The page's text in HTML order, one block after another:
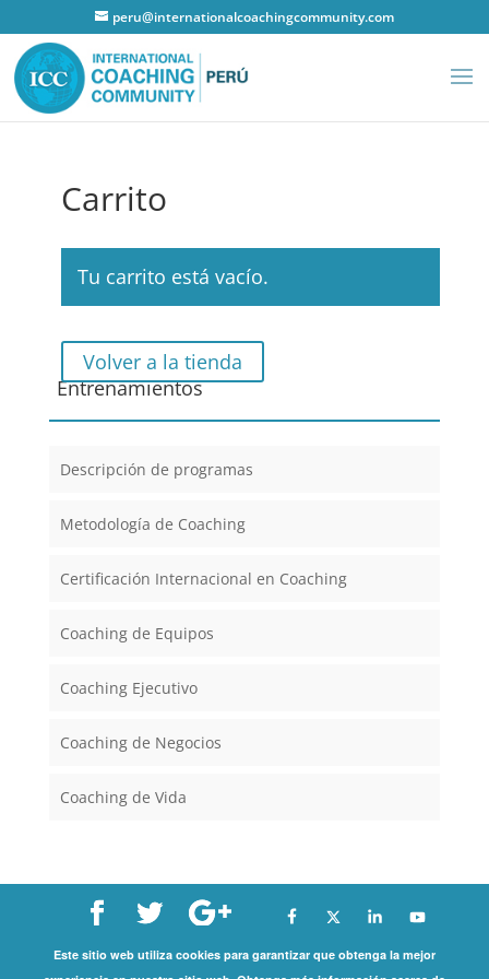
peru@internationalcoachingcommunity.com
Carrito
Tu carrito está vacío.
Volver a la tienda
Entrenamientos
Descripción de programas
Metodología de Coaching
Certificación Internacional en Coaching
Coaching de Equipos
Coaching Ejecutivo
Coaching de Negocios
Coaching de Vida
Este sitio web utiliza cookies para garantizar que obtenga la mejor